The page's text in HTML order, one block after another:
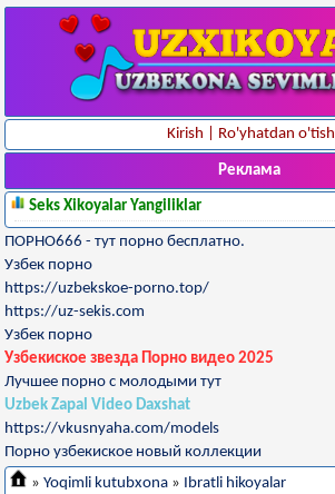
Kirish Ro'yhatdan o'tish
Реклама
Seks Xikoyalar Yangiliklar
ПОРНО666 - тут порно бесплатно.
Узбек порно
https://uzbekskoe-porno.top/
https://uz-sekis.com
Узбек порно
Узбекиское звезда Порно видео 2025
Лучшее порно с молодыми тут
Uzbek Zapal Video Daxshat
https://vkusnyaha.com/models
Порно узбекиское новый коллекции
» Yoqimli kutubxona » Ibratli hikoyalar